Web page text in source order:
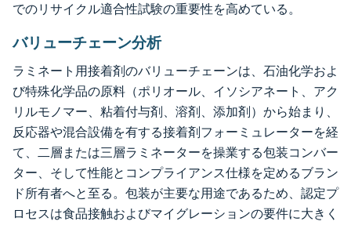
でのリサイクル適合性試験の重要性を高めている。
バリューチェーン分析
ラミネート用接着剤のバリューチェーンは、石油化学およ
び特殊化学品の原料（ポリオール、イソシアネート、アク
リルモノマー、粘着付与剤、溶剤、添加剤）から始まり、
反応器や混合設備を有する接着剤フォーミュレーターを経
て、二層または三層ラミネーターを操業する包装コンバー
ター、そして性能とコンプライアンス仕様を定めるブラン
ド所有者へと至る。包装が主要な用途であるため、認定プ
ロセスは食品接触およびマイグレーションの要件に大きく